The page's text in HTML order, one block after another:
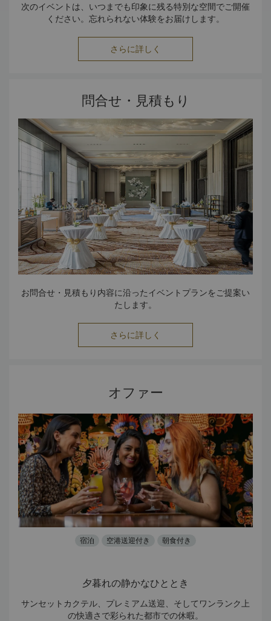
次のイベントは、いつまでも印象に残る特別な空間でご開催
ください。忘れられない体験をお届けします。
さらに詳しく
問合せ・見積もり
お問合せ・見積もり内容に沿ったイベントプランをご提案い
たします。
さらに詳しく
オファー
宿泊 空港送迎付き 朝食付き
夕暮れの静かなひととき
サンセットカクテル、プレミアム送迎、そしてワンランク上
の快適さで彩られた都市での休暇。